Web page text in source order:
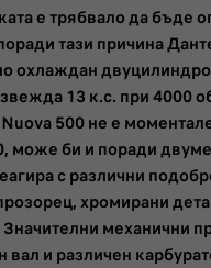
е трябвало да бъде
тази причина
охлаждан
13 к.с. при 4000
500 не е
може би и поради
с различни
хромирани
механични
и различен